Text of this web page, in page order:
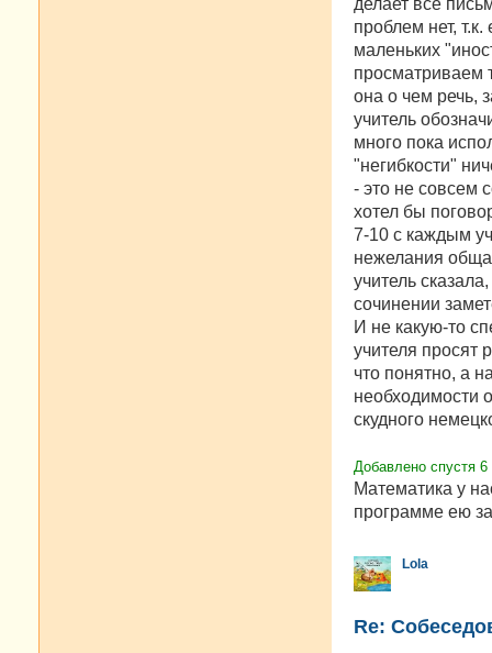
проблем нет,
маленьких
просматриваем
она о чем речь,
учитель
много пока
"негибкости"
- это не совсем
хотел бы
7-10 с каждым
нежелания
учитель
сочинении
И не какую-то
учителя просят
что понятно, а
необходимости
скудного
Добавлено спустя
Математика у
программе ею
Lola
Re: